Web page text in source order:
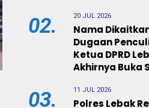
02. 20 JUL 2026
Nama
Dugaan
Ketua DPRD
Akhirnya Buka
03. 11 JUL 2026
Polres Lebak